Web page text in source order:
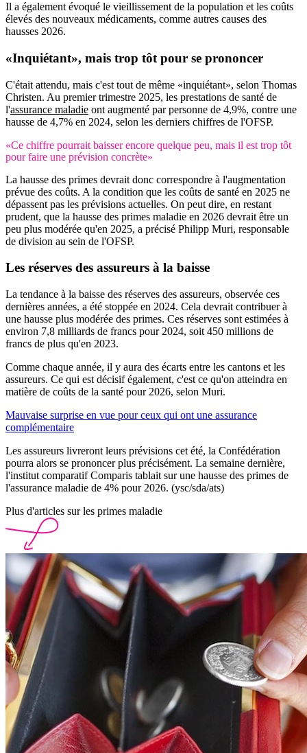
Il a également évoqué le vieillissement de la population et les coûts
élevés des nouveaux médicaments, comme autres causes des
hausses 2026.
«Inquiétant», mais trop tôt pour se prononcer
C'était attendu, mais c'est tout de même «inquiétant», selon Thomas
Christen. Au premier trimestre 2025, les prestations de santé de
l'assurance maladie ont augmenté par personne de 4,9%, contre une
hausse de 4,7% en 2024, selon les derniers chiffres de l'OFSP.
«Ce chiffre pourrait baisser encore quelque peu, mais il est trop tôt
pour faire une prévision concrète»
La hausse des primes devrait donc correspondre à l'augmentation
prévue des coûts. A la condition que les coûts de santé en 2025 ne
dépassent pas les prévisions actuelles. On peut dire, en restant
prudent, que la hausse des primes maladie en 2026 devrait être un
peu plus modérée qu'en 2025, a précisé Philipp Muri, responsable
de division au sein de l'OFSP.
Les réserves des assureurs à la baisse
La tendance à la baisse des réserves des assureurs, observée ces
dernières années, a été stoppée en 2024. Cela devrait contribuer à
une hausse plus modérée des primes. Ces réserves sont estimées à
environ 7,8 milliards de francs pour 2024, soit 450 millions de
francs de plus qu'en 2023.
Comme chaque année, il y aura des écarts entre les cantons et les
assureurs. Ce qui est décisif également, c'est ce qu'on atteindra en
matière de coûts de la santé pour 2026, selon Muri.
Mauvaise surprise en vue pour ceux qui ont une assurance
complémentaire
Les assureurs livreront leurs prévisions cet été, la Confédération
pourra alors se prononcer plus précisément. La semaine dernière,
l'institut comparatif Comparis tablait sur une hausse des primes de
l'assurance maladie de 4% pour 2026. (ysc/sda/ats)
Plus d'articles sur les primes maladie